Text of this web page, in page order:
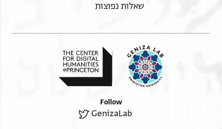
שאלות נפוצות
Follow
GenizaLab